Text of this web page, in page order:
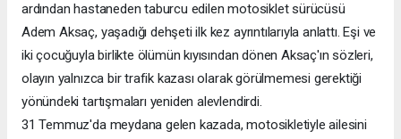
ardından hastaneden taburcu edilen motosiklet sürücüsü
Adem Aksaç, yaşadığı dehşeti ilk kez ayrıntılarıyla anlattı. Eşi ve
iki çocuğuyla birlikte ölümün kıyısından dönen Aksaç'ın sözleri,
olayın yalnızca bir trafik kazası olarak görülmemesi gerektiği
yönündeki tartışmaları yeniden alevlendirdi.
31 Temmuz'da meydana gelen kazada, motosikletiyle ailesini